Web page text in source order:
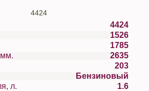
4424
4424
1526
1785
Колесная база, мм.
2635
203
Бензиновый
Объем двигателя, л.
1.6